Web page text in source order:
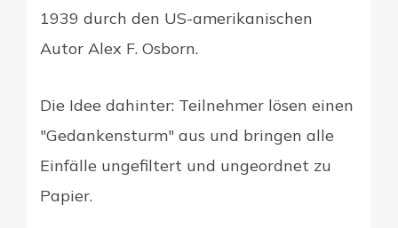
1939 durch den US-amerikanischen
Autor Alex F. Osborn.
Die Idee dahinter: Teilnehmer lösen einen
"Gedankensturm" aus und bringen alle
Einfälle ungefiltert und ungeordnet zu
Papier.